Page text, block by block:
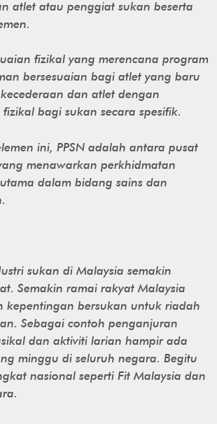
atlet atau penggiat sukan beserta
fizikal yang merencana program
bersesuaian bagi atlet yang baru
dan atlet dengan
bagi sukan secara spesifik.
ini, PPSN adalah antara pusat
menawarkan perkhidmatan
dalam bidang sains dan
sukan di Malaysia semakin
Semakin ramai rakyat Malaysia
kepentingan bersukan untuk riadah
Sebagai contoh penganjuran
dan aktiviti larian hampir ada
minggu di seluruh negara. Begitu
nasional seperti Fit Malaysia dan